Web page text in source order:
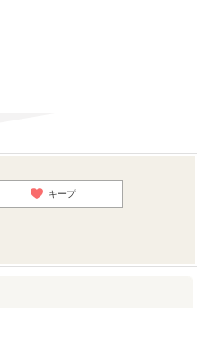
キープ